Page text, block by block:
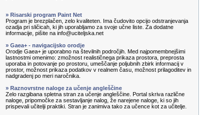
» Risarski program Paint Net
Program je brezplačen, zelo kvaliteten. Ima čudovito opcijo odstranjevanja
ozadja pri sličicah, ki jih uporabljamo za svoje učne liste. Za dodatne
informacije, pišite na info@uciteljska.net
» Gaea+ - navigacijsko orodje
Orodje Gaea+ je uporabno na številnih področjih. Med najpomembnejšimi
lastnostmi omenimo: zmožnost realističnega prikaza prostora, preprosta
uporaba in potovanje po prostoru, umeščanje poljubnih zbirk informacij v
prostor, možnost prikaza podatkov v realnem času, možnost prilagoditev in
nadgradenj po meri naročnika.
» Raznovrstne naloge za učenje angleščine
Zelo razgibana spletna stran za učenje angleščine. Portal skriva različne
naloge, pripomočke za sestavljanje nalog, že narejene naloge, ki so jih
prispevali učitelji praktiki. Stran je zanimiva tako za učence kot za učitelje.